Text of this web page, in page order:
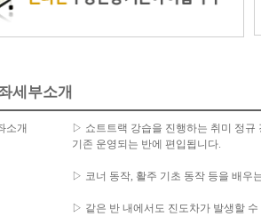
세부소개
소개
▷ 쇼트트랙 강습을 진행하는 취미 정규
기존 운영되는 반에 편입됩니다.
▷ 코너 동작, 활주 기초 동작 등을 배우
▷ 같은 반 내에서도 진도차가 발생할